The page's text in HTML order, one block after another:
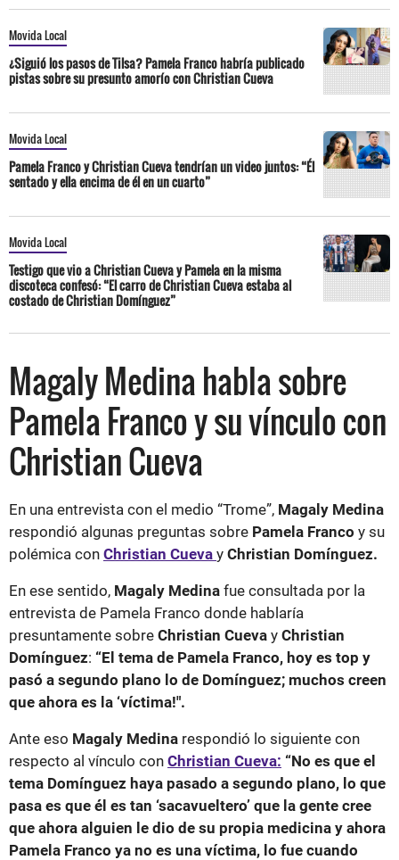
Movida Local
¿Siguió los pasos de Tilsa? Pamela Franco habría publicado
pistas sobre su presunto amorío con Christian Cueva
Movida Local
Pamela Franco y Christian Cueva tendrían un video juntos: “Él
sentado y ella encima de él en un cuarto”
Movida Local
Testigo que vio a Christian Cueva y Pamela en la misma
discoteca confesó: “El carro de Christian Cueva estaba al
costado de Christian Domínguez”
Magaly Medina habla sobre
Pamela Franco y su vínculo con
Christian Cueva
En una entrevista con el medio “Trome”, Magaly Medina
respondió algunas preguntas sobre Pamela Franco y su
polémica con Christian Cueva y Christian Domínguez.
En ese sentido, Magaly Medina fue consultada por la
entrevista de Pamela Franco donde hablaría
presuntamente sobre Christian Cueva y Christian
Domínguez: “El tema de Pamela Franco, hoy es top y
pasó a segundo plano lo de Domínguez; muchos creen
que ahora es la ‘víctima!".
Ante eso Magaly Medina respondió lo siguiente con
respecto al vínculo con Christian Cueva: “No es que el
tema Domínguez haya pasado a segundo plano, lo que
pasa es que él es tan ‘sacavueltero’ que la gente cree
que ahora alguien le dio de su propia medicina y ahora
Pamela Franco ya no es una víctima, lo fue cuando